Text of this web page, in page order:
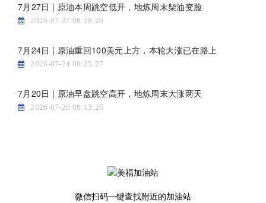
7月27日 | 原油本周跳空低开，地炼周末柴油变脸
2026-07-27 08:18:20
7月24日 | 原油重回100美元上方，本轮大涨已在路上
2026-07-24 08:25:27
7月20日 | 原油早盘跳空高开，地炼周末大涨两天
2026-07-20 08:13:25
微信扫码一键查找附近的加油站